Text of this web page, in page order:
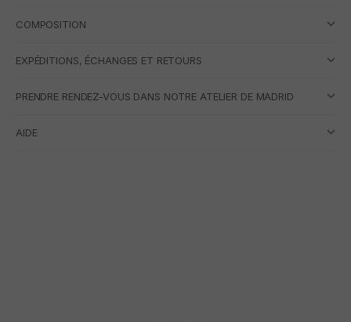
COMPOSITION
EXPÉDITIONS, ÉCHANGES ET RETOURS
PRENDRE RENDEZ-VOUS DANS NOTRE ATELIER DE MADRID
AIDE